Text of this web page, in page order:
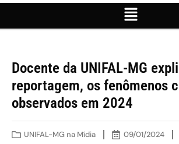
Docente da UNIFAL-MG
reportagem, os fenômenos
observados em 2024
UNIFAL-MG na Mídia 09/01/2024